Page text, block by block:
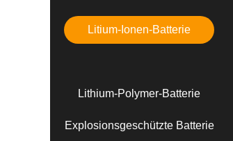
Litium-Ionen-Batterie
Lithium-Polymer-Batterie
Explosionsgeschützte Batterie